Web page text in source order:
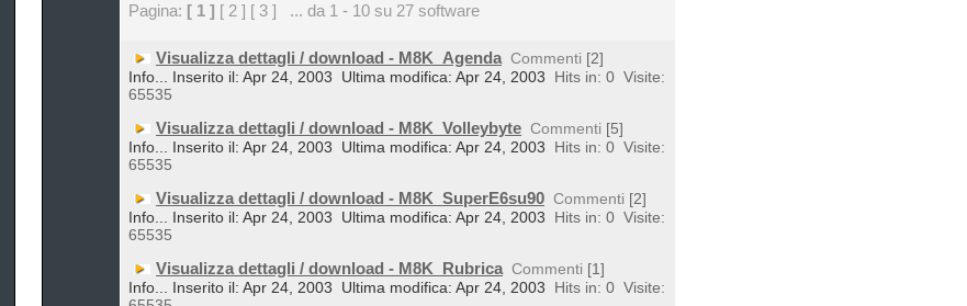
Pagina: [ 1 ] [ 2 ] [ 3 ] ... da 1 - 10 su 27 software
Visualizza dettagli / download - M8K_Agenda Commenti [2]
Info... Inserito il: Apr 24, 2003
Ultima modifica: Apr 24, 2003 Hits in: 0 Visite:
65535
Visualizza dettagli / download - M8K_Volleybyte Commenti [5]
Info... Inserito il: Apr 24, 2003
Ultima modifica: Apr 24, 2003 Hits in: 0 Visite:
65535
Visualizza dettagli / download - M8K_SuperE6su90 Commenti [2]
Info... Inserito il: Apr 24, 2003
Ultima modifica: Apr 24, 2003 Hits in: 0 Visite:
65535
Visualizza dettagli / download - M8K_Rubrica Commenti [1]
Info... Inserito il: Apr 24, 2003
Ultima modifica: Apr 24, 2003 Hits in: 0 Visite: